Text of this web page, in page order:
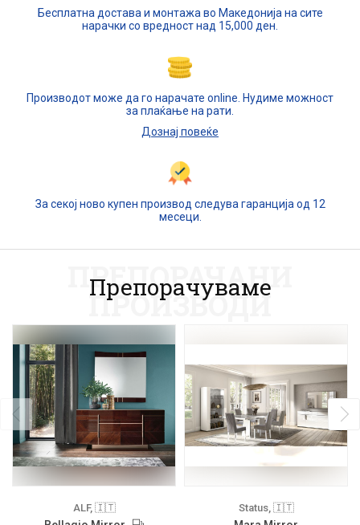
Бесплатна достава и монтажа во Македонија на сите
нарачки со вредност над 15,000 ден.
Производот може да го нарачате online. Нудиме можност
за плаќање на рати.
Дознај повеќе
За секој ново купен производ следува гаранција од 12
месеци.
Препорачуваме
ПРЕПОРАЧАНИ
ПРОИЗВОДИ
ALF, 🇮🇹 Status, 🇮🇹